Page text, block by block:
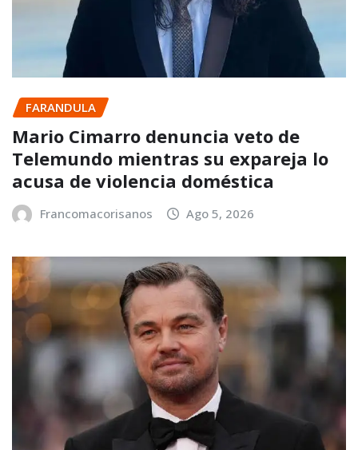
FARANDULA
Mario Cimarro denuncia veto de
Telemundo mientras su expareja lo
acusa de violencia doméstica
Francomacorisanos Ago 5, 2026